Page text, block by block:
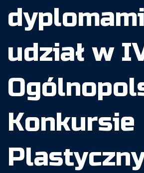
udział w
Konkursie